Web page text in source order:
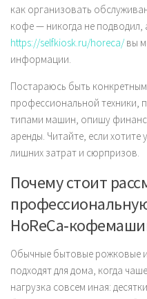
как организовать
кофе — никогда не подводил,
https://selfkiosk.ru/horeca/вы
информации.
Постараюсь быть
профессиональной техники,
типами машин, опишу
аренды. Читайте, если
лишних затрат и сюрпризов.
Почему стоит
Обычные бытовые рожковые
подходят для дома, когда
нагрузка совсем иная: